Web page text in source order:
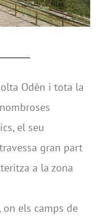
Odèn i tota la
el seu
gran part
a la zona
els camps de